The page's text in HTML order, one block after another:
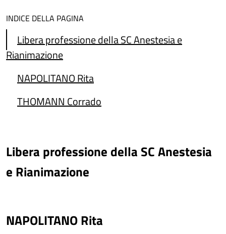
INDICE DELLA PAGINA
Libera professione della SC Anestesia e
Rianimazione
NAPOLITANO Rita
THOMANN Corrado
Libera professione della SC Anestesia
e Rianimazione
NAPOLITANO Rita